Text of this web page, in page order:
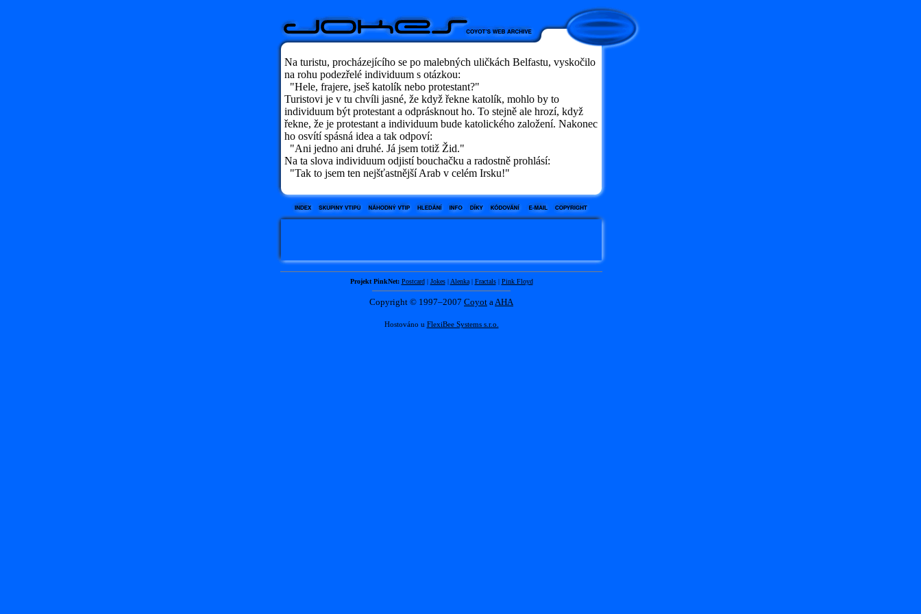
Na turistu, procházejícího se po malebných uličkách Belfastu, vyskočilo
na rohu podezřelé individuum s otázkou:
"Hele, frajere, jseš katolík nebo protestant?"
Turistovi je v tu chvíli jasné, že když řekne katolík, mohlo by to
individuum být protestant a odprásknout ho. To stejně ale hrozí, když
řekne, že je protestant a individuum bude katolického založení. Nakonec
ho osvítí spásná idea a tak odpoví:
"Ani jedno ani druhé. Já jsem totiž Žid."
Na ta slova individuum odjistí bouchačku a radostně prohlásí:
"Tak to jsem ten nejšťastnější Arab v celém Irsku!"
Projekt PinkNet: Postcard| Jokes| Alenka| Fractals| Pink Floyd
Copyright © 1997–2007 Coyot aAHA
Hostováno u FlexiBee Systems s.r.o.